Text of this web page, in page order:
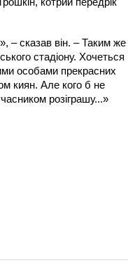
– сказав він. – Таким же
стадіону. Хочеться
особами прекрасних
киян. Але кого б не
розіграшу...»